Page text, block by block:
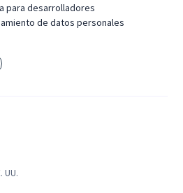
para desarrolladores
de datos personales
UU.